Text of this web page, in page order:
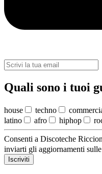
Quali sono i tuoi
house techno
latino
afro hiphop
Consenti a Discoteche
inviarti gli aggiornamenti
Iscriviti